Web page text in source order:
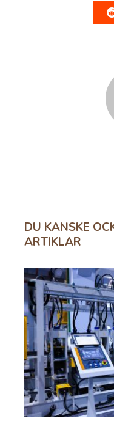
DU KANSKE
ARTIKLAR